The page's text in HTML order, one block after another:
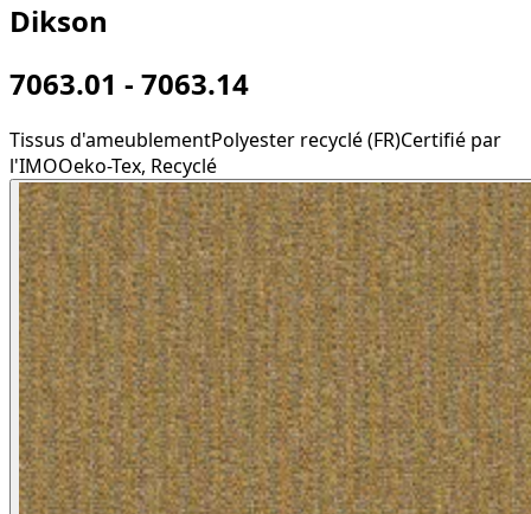
Dikson
7063.01 - 7063.14
Tissus d'ameublementPolyester recyclé (FR)Certifié par
l'IMOOeko-Tex, Recyclé